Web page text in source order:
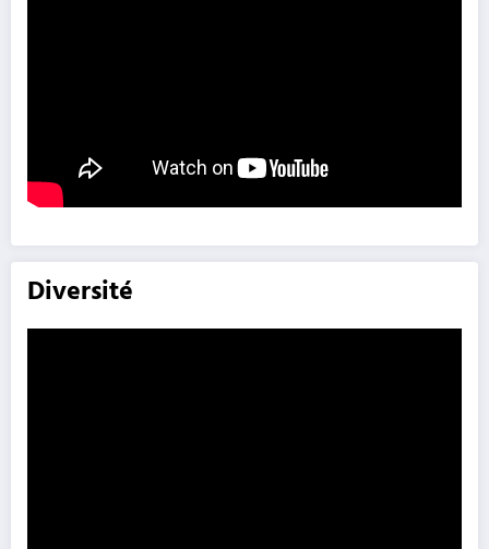
Diversité